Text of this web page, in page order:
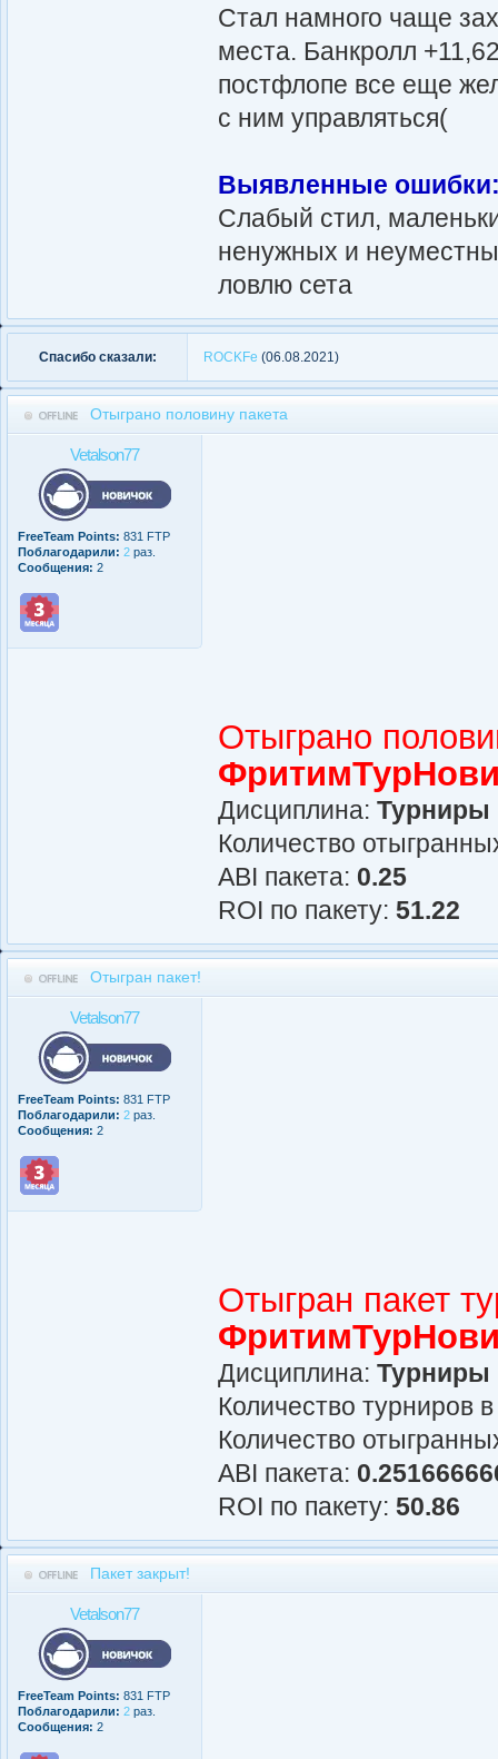
Стал намного чаще
места. Банкролл
постфлопе все еще
с ним управляться(
Выявленные
Слабый стил,
ненужных и
ловлю сета
Спасибо сказали: ROCKFe (06.08.2021)
Отыграно половину пакета
Vetalson77
FreeTeam Points: 831 FTP
Поблагодарили: 2 раз.
Сообщения: 2
Отыграно
Дисциплина: Турниры
Количество
АBI пакета: 0.25
ROI по пакету: 51.22
Отыгран пакет!
Vetalson77
FreeTeam Points: 831 FTP
Поблагодарили: 2 раз.
Сообщения: 2
Отыгран пакет
Дисциплина: Турниры
Количество турниров
Количество
АBI пакета:
ROI по пакету: 50.86
Пакет закрыт!
Vetalson77
FreeTeam Points: 831 FTP
Поблагодарили: 2 раз.
Сообщения: 2